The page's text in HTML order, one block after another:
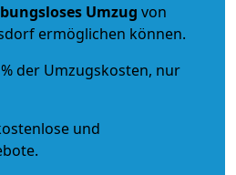
Umzug von
ermöglichen können.
der Umzugskosten, nur
und